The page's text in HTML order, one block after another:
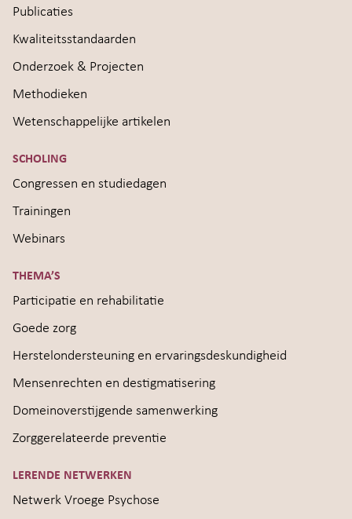
Publicaties
Kwaliteitsstandaarden
Onderzoek & Projecten
Methodieken
Wetenschappelijke artikelen
SCHOLING
Congressen en studiedagen
Trainingen
Webinars
THEMA’S
Participatie en rehabilitatie
Goede zorg
Herstelondersteuning en ervaringsdeskundigheid
Mensenrechten en destigmatisering
Domeinoverstijgende samenwerking
Zorggerelateerde preventie
LERENDE NETWERKEN
Netwerk Vroege Psychose